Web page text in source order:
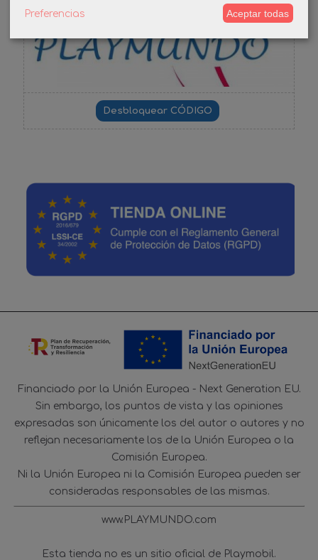
-3%
Financiado por la Unión Europea - Next Generation EU.
Sin embargo, los puntos de vista y las opiniones
expresadas son únicamente los del autor o autores y no
reflejan necesariamente los de la Unión Europea o la
Comisión Europea.
Ni la Unión Europea ni la Comisión Europea pueden ser
consideradas responsables de las mismas.
www.PLAYMUNDO.com
Esta tienda no es un sitio oficial de Playmobil.
Preferencias Aceptar todas